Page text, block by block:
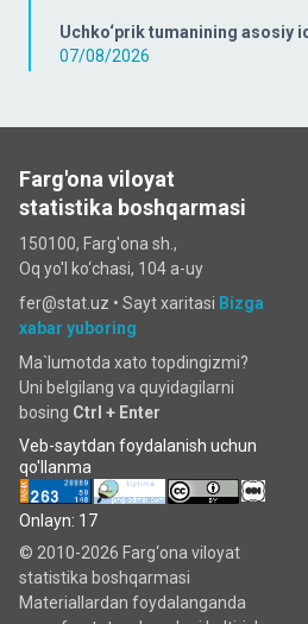
Uchko‘prik tumanining asosiy
07/08/2026
Farg'ona viloyat
statistika boshqarmasi
150100, Farg'ona sh.,
Oq yo'l ko‘chаsi, 104 a-uy
fer@stat.uz • Sayt xaritasi Bizga
xabar yuboring
Ma`lumotda xato topdingizmi?
Uni belgilang va quyidagilarni
bosing Ctrl + Enter
Veb-saytdan foydalanish uchun
qo'llanma
Onlayn: 17
© 2010-2026 Farg‘ona viloyat
statistika boshqarmasi
Materiallardan foydalanganda